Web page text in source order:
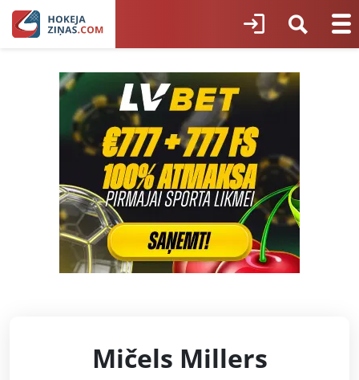
Mičels Millers